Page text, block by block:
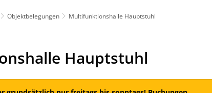
Objektbelegungen Multifunktionshalle Hauptstuhl
Hauptstuhl